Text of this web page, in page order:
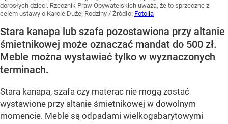
dorosłych dzieci. Rzecznik Praw Obywatelskich uważa, że to sprzeczne z
celem ustawy o Karcie Dużej Rodziny / Źródło: Fotolia
Stara kanapa lub szafa pozostawiona przy altanie
śmietnikowej może oznaczać mandat do 500 zł.
Meble można wystawiać tylko w wyznaczonych
terminach.
Stara kanapa, szafa czy materac nie mogą zostać
wystawione przy altanie śmietnikowej w dowolnym
momencie. Meble są odpadami wielkogabarytowymi